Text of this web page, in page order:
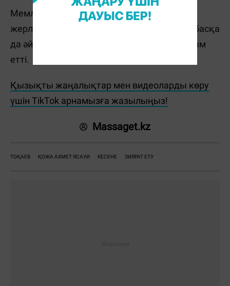
Мемлекет басшысы кесене аумағында
жерленген ғұлама Қожа Ахмет Ясауи мен басқа
да әйгілі тарихи тұлғалардың рухына тағзым
етті.
Қызықты жаңалықтар мен видеоларды көру
үшін TikTok арнамызға жазылыңыз!
Massaget.kz
ТОҚАЕВ ҚОЖА АХМЕТ ЯСАУИ КЕСЕНЕ ЗИЯРАТ ЕТУ